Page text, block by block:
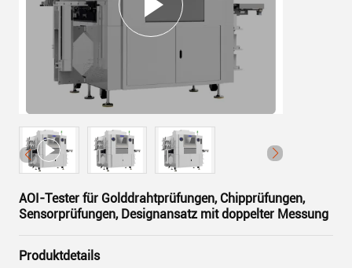
AOI-Tester für Golddrahtprüfungen, Chipprüfungen,
Sensorprüfungen, Designansatz mit doppelter Messung
Produktdetails